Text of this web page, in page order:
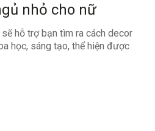
nhỏ cho nữ
hỗ trợ bạn tìm ra cách decor
học, sáng tạo, thể hiện được